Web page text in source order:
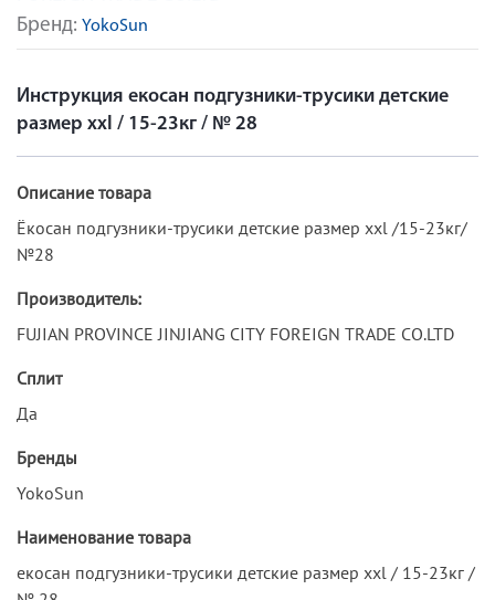
Бренд: YokoSun
Инструкция екосан подгузники-трусики детские
размер xxl / 15-23кг / № 28
Описание товара
Ёкосан подгузники-трусики детские размер xxl /15-23кг/
№28
Производитель:
FUJIAN PROVINCE JINJIANG CITY FOREIGN TRADE CO.LTD
Сплит
Да
Бренды
YokoSun
Наименование товара
екосан подгузники-трусики детские размер xxl / 15-23кг /